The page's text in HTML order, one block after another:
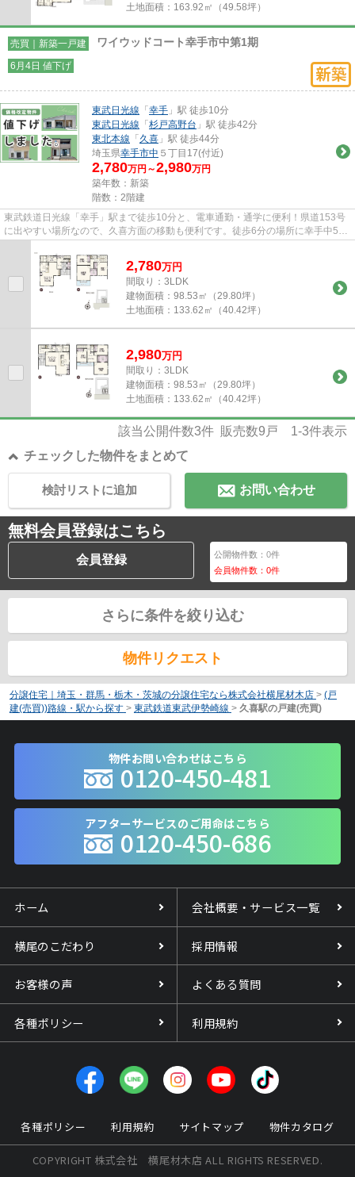
土地面積： 163.92㎡（49.58坪）
売買｜新築一戸建 ワイウッドコート幸手市中第1期
6月4日 値下げ
東武日光線 「幸手 」駅 徒歩10分
東武日光線 「杉戸高野台 」駅 徒歩42分
東北本線 「久喜 」駅 徒歩44分
埼玉県幸手市中 ５丁目17(付近)
2,780万円～2,980万円
築年数：新築
階数：2階建
東武鉄道日光線「幸手」駅まで徒歩10分と、電車通勤・通学に便利！県道153号
に出やすい場所なので、久喜方面の移動も便利です。徒歩6分の場所に幸手中5丁
目公園があり、お子様と一緒に...
2,780万円
間取り：3LDK
建物面積： 98.53㎡（29.80坪）
土地面積： 133.62㎡（40.42坪）
2,980万円
間取り：3LDK
建物面積： 98.53㎡（29.80坪）
土地面積： 133.62㎡（40.42坪）
該当公開件数3件 販売数9 戸 1-3件表示
チェックした物件をまとめて
お問い合わせ
検討リストに追加
無料会員登録はこちら
会員登録 公開物件数：0件
会員物件数：0件
さらに条件を絞り込む
物件リクエスト
分譲住宅｜埼玉・群馬・栃木・茨城の分譲住宅なら株式会社横尾材木店 > (戸
建(売買))路線・駅から探す > 東武鉄道東武伊勢崎線 > 久喜駅の戸建(売買)
物件お問い合わせはこちら
0120-450-481
アフターサービスのご用命はこちら
0120-450-686
ホーム 会社概要・サービス一覧
横尾のこだわり 採用情報
お客様の声 よくある質問
各種ポリシー 利用規約
各種ポリシー 利用規約 サイトマップ 物件カタログ
COPYRIGHT 株式会社 横尾材木店 ALL RIGHTS RESERVED.